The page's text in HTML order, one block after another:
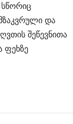
და
შეწევნითა
ფეხზე